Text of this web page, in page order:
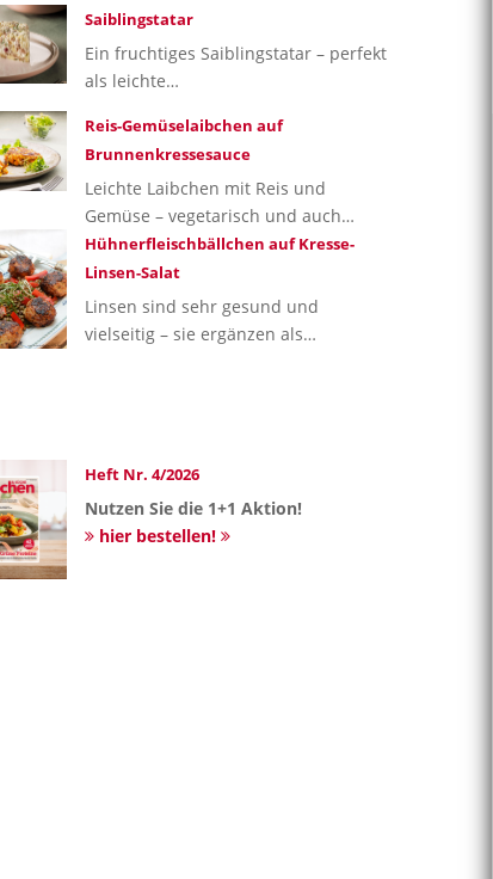
Saiblingstatar
Ein fruchtiges Saiblingstatar – perfekt
als leichte…
Reis-Gemüselaibchen auf
Brunnenkressesauce
Leichte Laibchen mit Reis und
Gemüse – vegetarisch und auch…
Hühnerfleischbällchen auf Kresse-
Linsen-Salat
Linsen sind sehr gesund und
vielseitig – sie ergänzen als…
Heft Nr. 4/2026
Nutzen Sie die 1+1 Aktion!
hier bestellen!